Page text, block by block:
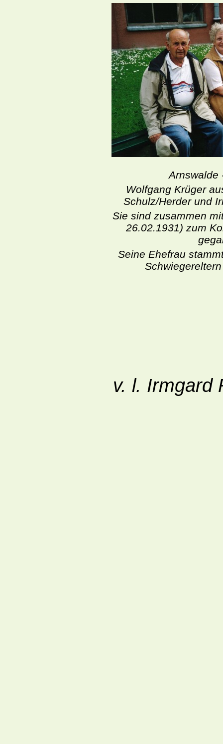
Arnswalde
Wolfgang Krüger
Schulz/Herder und
Sie sind zusammen
26.02.1931) zum
Seine Ehefrau
v. l. Irmgard